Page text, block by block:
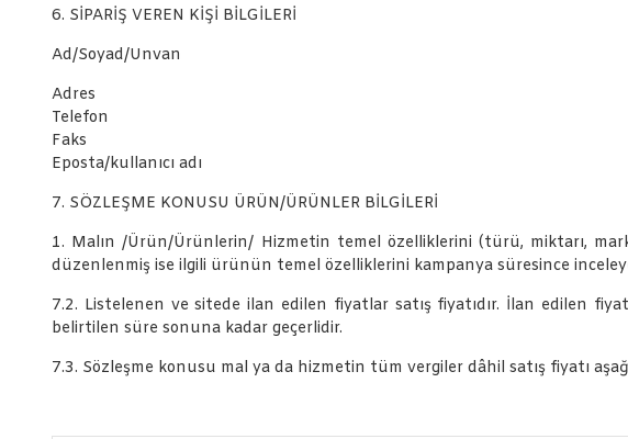
6. SİPARİŞ VEREN KİŞİ BİLGİLERİ
Ad/Soyad/Unvan
Adres
Telefon
Faks
Eposta/kullanıcı adı
7. SÖZLEŞME KONUSU ÜRÜN/ÜRÜNLER BİLGİLERİ
1. Malın /Ürün/Ürünlerin/ Hizmetin temel özelliklerini (türü, miktarı,
düzenlenmiş ise ilgili ürünün temel özelliklerini kampanya süresince
7.2. Listelenen ve sitede ilan edilen fiyatlar satış fiyatıdır. İlan edilen
belirtilen süre sonuna kadar geçerlidir.
7.3. Sözleşme konusu mal ya da hizmetin tüm vergiler dâhil satış fiyatı